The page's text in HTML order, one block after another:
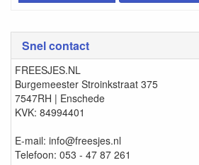
Snel contact
FREESJES.NL
Burgemeester Stroinkstraat 375
7547RH | Enschede
KVK: 84994401
E-mail: info@freesjes.nl
Telefoon: 053 - 47 87 261